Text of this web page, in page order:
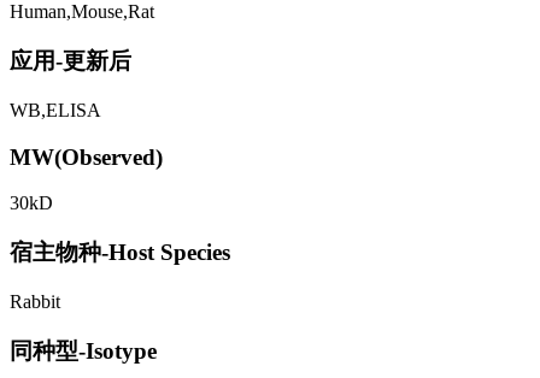
Human,Mouse,Rat
应用-更新后
WB,ELISA
MW(Observed)
30kD
宿主物种-Host Species
Rabbit
同种型-Isotype